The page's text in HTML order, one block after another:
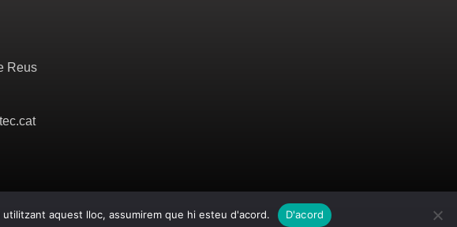
Reus
aquest lloc, assumirem que hi esteu d'acord. D'acord